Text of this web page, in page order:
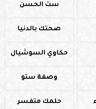
ست الحسن
صحتك بالدنيا
حكاوي السوشيال
وصفة ستو
حلمك متفسر